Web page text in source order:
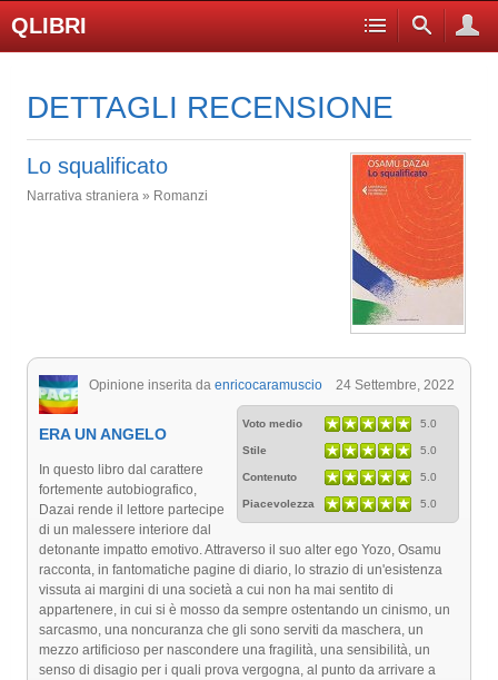
QLIBRI
DETTAGLI RECENSIONE
Lo squalificato
Narrativa straniera » Romanzi
Opinione inserita da enricocaramuscio 24 Settembre, 2022
Voto medio 5.0
Stile 5.0
Contenuto 5.0
Piacevolezza 5.0
ERA UN ANGELO
In questo libro dal carattere
fortemente autobiografico,
Dazai rende il lettore partecipe
di un malessere interiore dal
detonante impatto emotivo. Attraverso il suo alter ego Yozo, Osamu
racconta, in fantomatiche pagine di diario, lo strazio di un'esistenza
vissuta ai margini di una società a cui non ha mai sentito di
appartenere, in cui si è mosso da sempre ostentando un cinismo, un
sarcasmo, una noncuranza che gli sono serviti da maschera, un
mezzo artificioso per nascondere una fragilità, una sensibilità, un
senso di disagio per i quali prova vergogna, al punto da arrivare a